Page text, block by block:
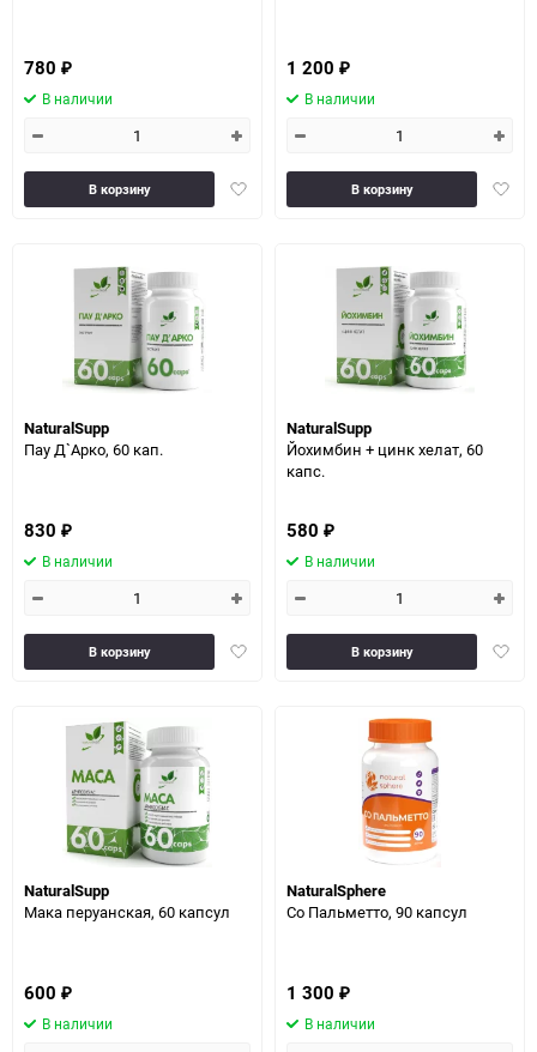
780 ₽
В наличии
Добавить
В корзину
1 200 ₽
В наличии
В корзину
NaturalSupp
Пау Д`Арко, 60 кап.
830 ₽
В наличии
Добавить
В корзину
NaturalSupp
Йохимбин + цинк хелат, 60
капс.
580 ₽
В наличии
В корзину
NaturalSupp
Мака перуанская, 60 капсул
600 ₽
В наличии
NaturalSphere
Со Пальметто, 90 капсул
1 300 ₽
В наличии